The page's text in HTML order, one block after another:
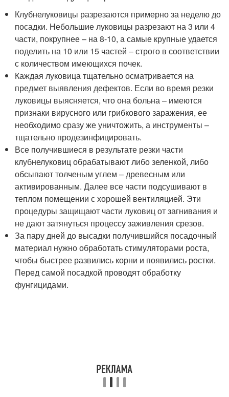
Клубнелуковицы разрезаются примерно за неделю до
посадки. Небольшие луковицы разрезают на 3 или 4
части, покрупнее – на 8-10, а самые крупные удается
поделить на 10 или 15 частей – строго в соответствии
с количеством имеющихся почек.
Каждая луковица тщательно осматривается на
предмет выявления дефектов. Если во время резки
луковицы выясняется, что она больна – имеются
признаки вирусного или грибкового заражения, ее
необходимо сразу же уничтожить, а инструменты –
тщательно продезинфицировать.
Все получившиеся в результате резки части
клубнелуковиц обрабатывают либо зеленкой, либо
обсыпают толченым углем – древесным или
активированным. Далее все части подсушивают в
теплом помещении с хорошей вентиляцией. Эти
процедуры защищают части луковиц от загнивания и
не дают затянуться процессу заживления срезов.
За пару дней до высадки получившийся посадочный
материал нужно обработать стимуляторами роста,
чтобы быстрее развились корни и появились ростки.
Перед самой посадкой проводят обработку
фунгицидами.